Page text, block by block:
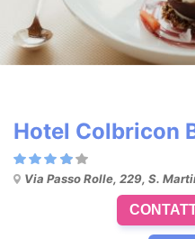
Hotel Colbricon
Via Passo Rolle, 229, S.